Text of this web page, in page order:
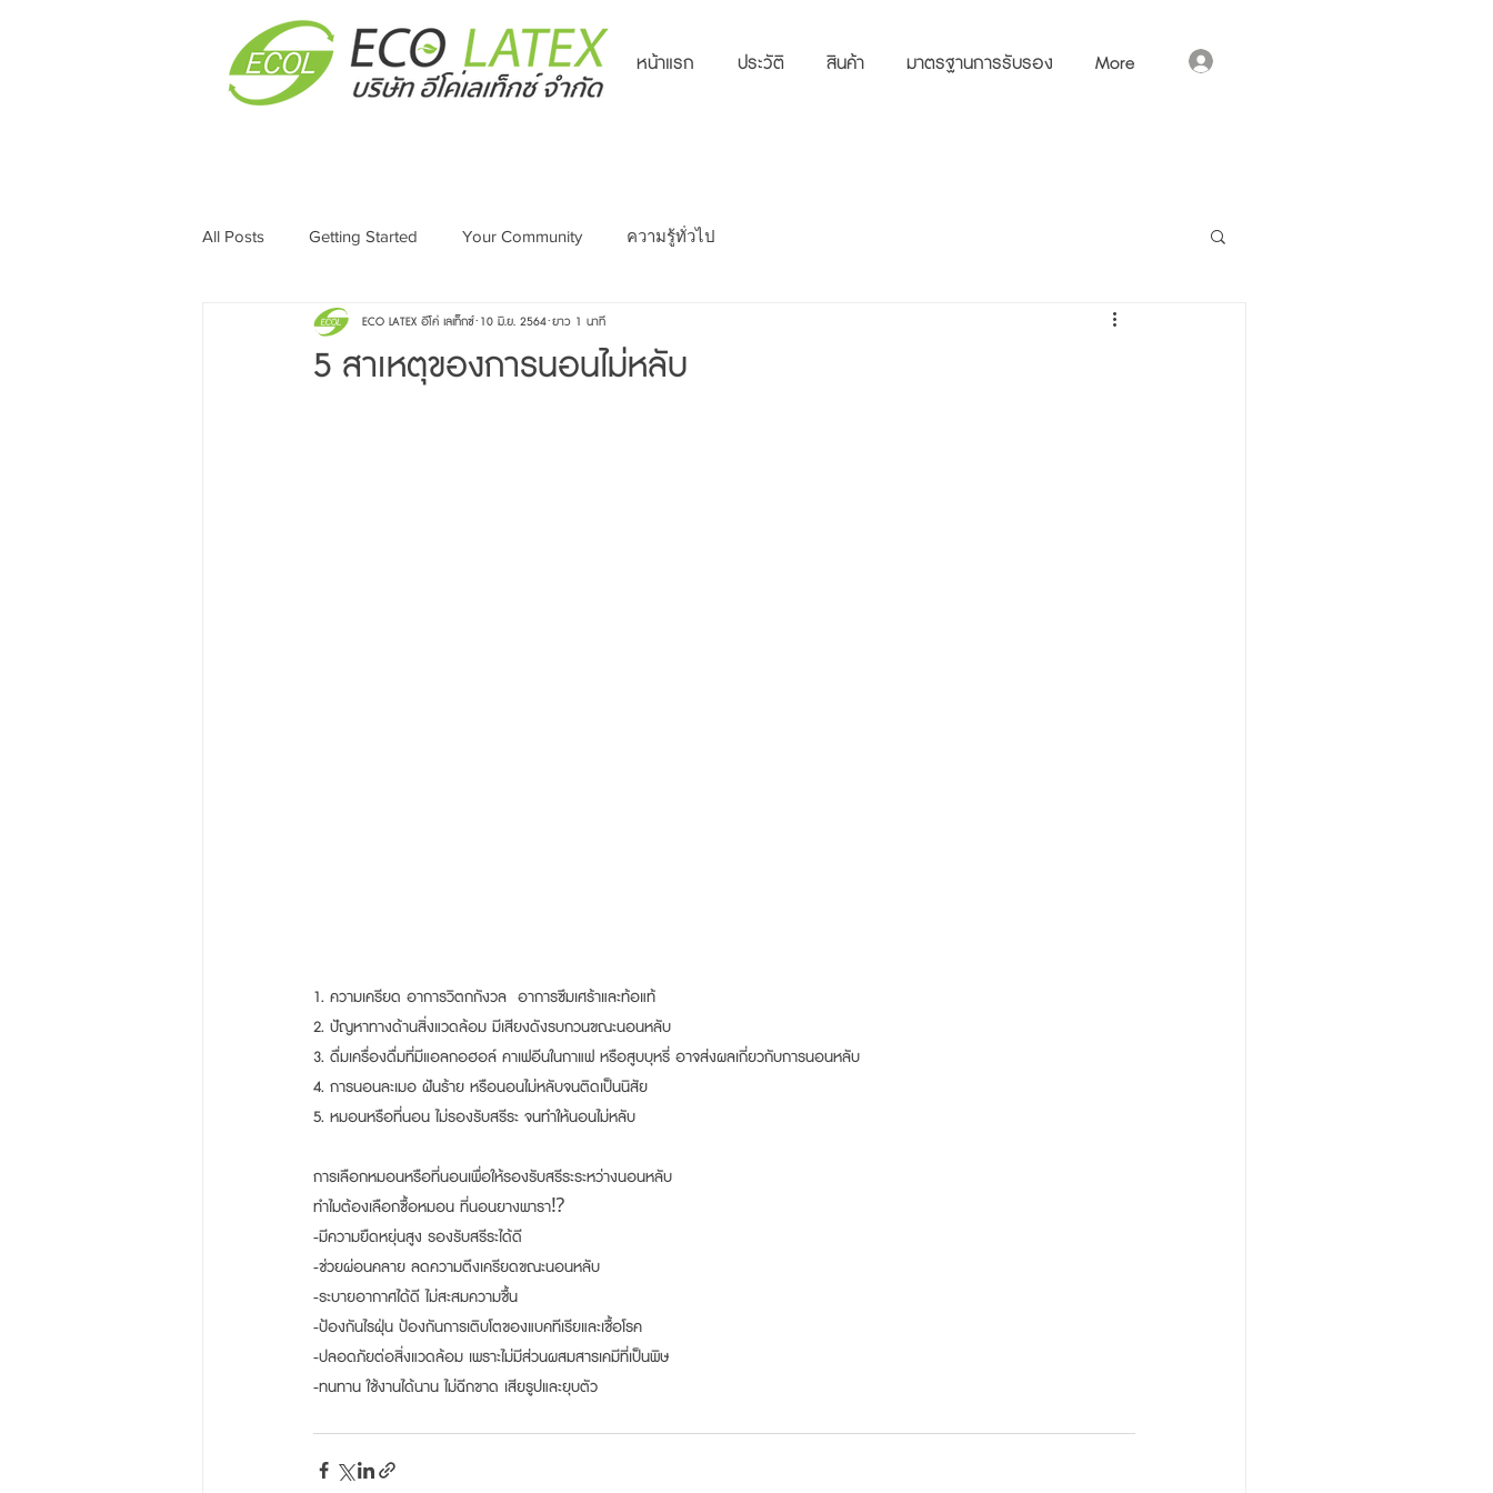
หน้าแรก ประวัติ สินค้า มาตรฐานการรับรอง More
All Posts Getting Started Your Community ความรู้ทั่วไป
5 สาเหตุของการนอนไม่หลับ
ECO LATEX อีโค่ เลเท็กซ์ 10 มิ.ย. 2564 ยาว 1 นาที
1. ความเครียด อาการวิตกกังวล  อาการซึมเศร้าและท้อแท้
2. ปัญหาทางด้านสิ่งแวดล้อม มีเสียงดังรบกวนขณะนอนหลับ
3. ดื่มเครื่องดื่มที่มีแอลกอฮอล์ คาเฟอีนในกาแฟ หรือสูบบุหรี่ อาจส่งผลเกี่ยวกับการนอนหลับ
4. การนอนละเมอ ฝันร้าย หรือนอนไม่หลับจนติดเป็นนิสัย
5. หมอนหรือที่นอน ไม่รองรับสรีระ จนทำให้นอนไม่หลับ
การเลือกหมอนหรือที่นอนเพื่อให้รองรับสรีระระหว่างนอนหลับ
ทำไมต้องเลือกซื้อหมอน ที่นอนยางพารา⁉️
-มีความยืดหยุ่นสูง รองรับสรีระได้ดี
-ช่วยผ่อนคลาย ลดความตึงเครียดขณะนอนหลับ
-ระบายอากาศได้ดี ไม่สะสมความชื้น
-ป้องกันไรฝุ่น ป้องกันการเติบโตของแบคทีเรียและเชื้อโรค
-ปลอดภัยต่อสิ่งแวดล้อม เพราะไม่มีส่วนผสมสารเคมีที่เป็นพิษ
-ทนทาน ใช้งานได้นาน ไม่ฉีกขาด เสียรูปและยุบตัว